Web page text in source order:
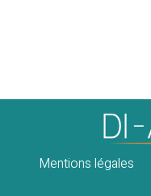
Mentions légales